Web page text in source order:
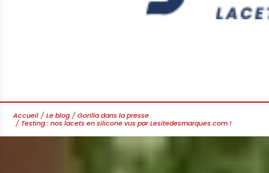
Accueil Le blog
Gorilla dans la presse
Testing : nos lacets en silicone vus par Lesitedesmarques.com !